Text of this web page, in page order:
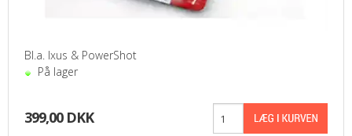
Bl.a. Ixus & PowerShot
På lager
399,00 DKK